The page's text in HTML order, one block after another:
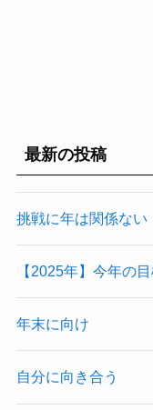
最新の投稿
挑戦に年は関係ない
【2025年】今年の
年末に向け
自分に向き合う